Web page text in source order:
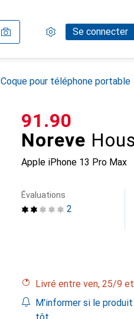
Paramètres
Compte clientSe connecter
Listes de comparaison
Listes d'envies
Panier
Coque pour téléphone portable
Noreve
Apple iPhone 13 Pro Max
CHF
91.90
2
Évaluations
Livré entre ven, 25/9
M'informer si le